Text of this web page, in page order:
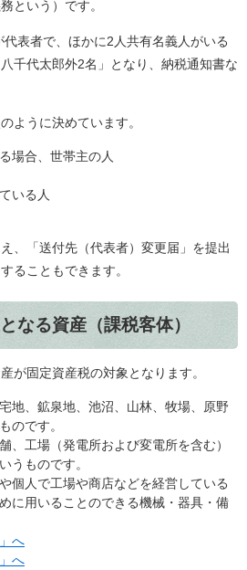
という）です。
表者で、ほかに2人共有名義人がいる
千代太郎外2名」となり、納税通知書な
ように決めています。
場合、世帯主の人
いる人
、「送付先（代表者）変更届」を提出
ることもできます。
なる資産（課税客体）
が固定資産税の対象となります。
地、鉱泉地、池沼、山林、牧場、原野
のです。
、工場（発電所および変電所を含む）
うものです。
個人で工場や商店などを経営している
に用いることのできる機械・器具・備
へ
へ